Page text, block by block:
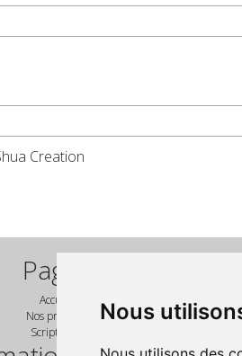
Nous
Creation
Pages
Accueil
Nos produits
Script PHP